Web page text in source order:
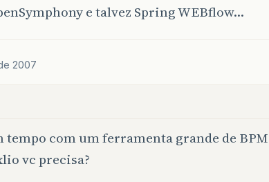
e talvez Spring WEBflow…
2007
tempo com um ferramenta grande de
vc precisa?